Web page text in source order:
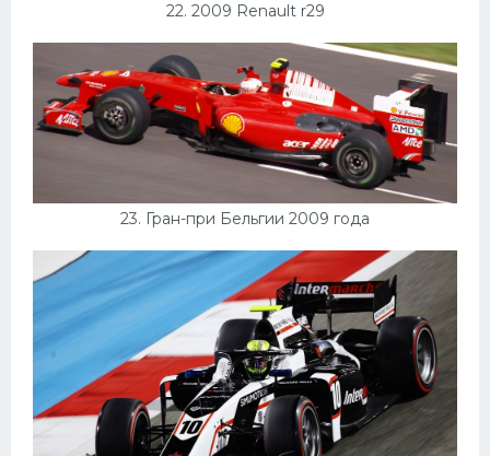
22. 2009 Renault r29
23. Гран-при Бельгии 2009 года